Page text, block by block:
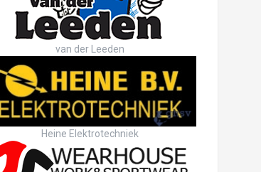
van der Leeden
Heine Elektrotechniek